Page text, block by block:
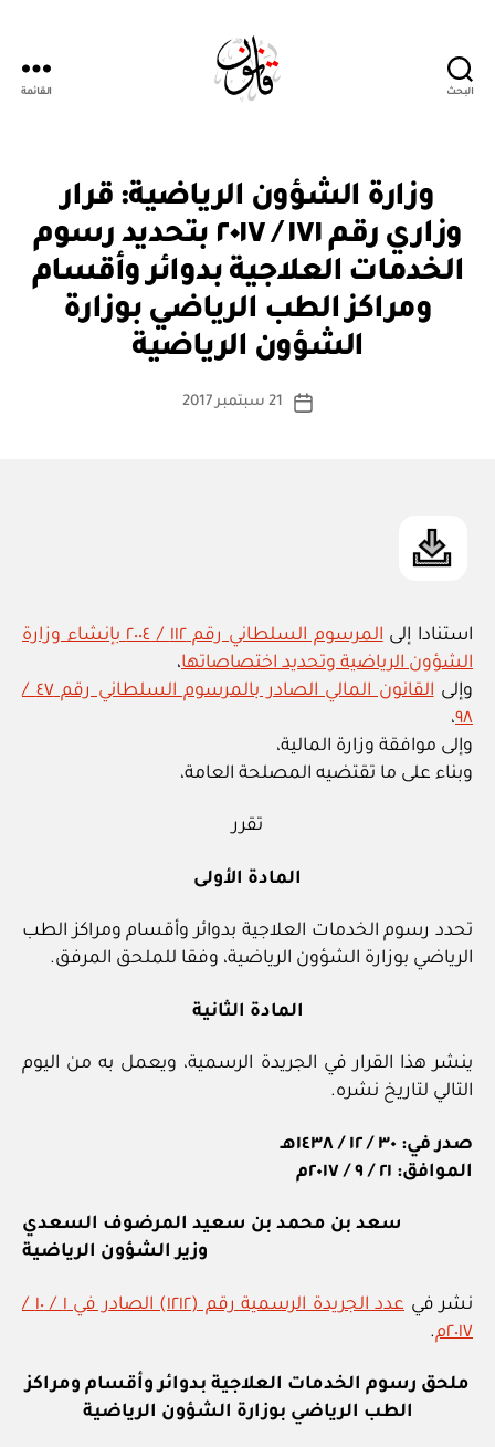
البحث القائمة
التصنيفات
وزارة الشؤون الرياضية: قرار
وزاري رقم ١٧١ / ٢٠١٧ بتحديد رسوم
الخدمات العلاجية بدوائر وأقسام
ومراكز الطب الرياضي بوزارة
الشؤون الرياضية
كاتب
بو
ا
س
ة
تاريخ
21 سبتمبر 2017
استنادا إلى
المرسوم السلطاني رقم ١١٢ / ٢٠٠٤ بإنشاء وزارة
الشؤون الرياضية وتحديد اختصاصاتها،
وإلى
القانون المالي الصادر بالمرسوم السلطاني رقم ٤٧ /
٩٨،
وإلى موافقة وزارة المالية،
وبناء على ما تقتضيه المصلحة العامة،
تقرر
المادة الأولى
تحدد رسوم الخدمات العلاجية بدوائر وأقسام ومراكز الطب
الرياضي بوزارة الشؤون الرياضية، وفقا للملحق المرفق.
المادة الثانية
ينشر هذا القرار في الجريدة الرسمية، ويعمل به من اليوم
التالي لتاريخ نشره.
صدر في: ٣٠ / ١٢ / ١٤٣٨هـ
الموافق: ٢١ / ٩ / ٢٠١٧م
سعد بن محمد بن سعيد المرضوف السعدي
وزير الشؤون الرياضية
نشر في
عدد الجريدة الرسمية رقم (١٢١٢) الصادر في ١ / ١٠ /
٢٠١٧م
.
ملحق رسوم الخدمات العلاجية بدوائر وأقسام ومراكز
الطب الرياضي بوزارة الشؤون الرياضية